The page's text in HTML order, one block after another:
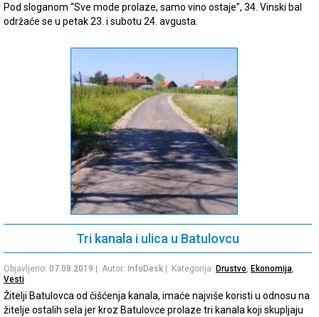
Pod sloganom “Sve mode prolaze, samo vino ostaje”, 34. Vinski bal
održaće se u petak 23. i subotu 24. avgusta.
Tri kanala i ulica u Batulovcu
Objavljeno: 07.08.2019 | Autor: InfoDesk | Kategorija: Drustvo, Ekonomija,
Vesti
Žitelji Batulovca od čišćenja kanala, imaće najviše koristi u odnosu na
žitelje ostalih sela jer kroz Batulovce prolaze tri kanala koji skupljaju